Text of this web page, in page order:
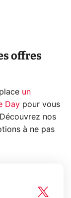
offres
un
Day pour vous
nos
à ne pas